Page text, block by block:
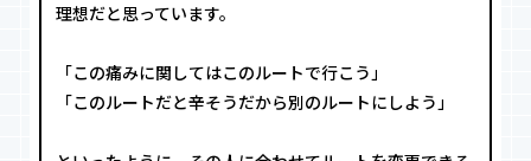
理想だと思っています。
「この痛みに関してはこのルートで行こう」
「このルートだと辛そうだから別のルートにしよう」